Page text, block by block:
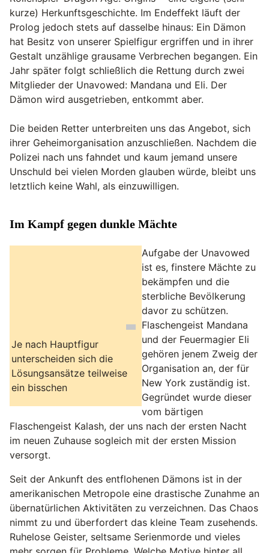
kurze) Herkunftsgeschichte. Im Endeffekt läuft der
Prolog jedoch stets auf dasselbe hinaus: Ein Dämon
hat Besitz von unserer Spielfigur ergriffen und in ihrer
Gestalt unzählige grausame Verbrechen begangen. Ein
Jahr später folgt schließlich die Rettung durch zwei
Mitglieder der Unavowed: Mandana und Eli. Der
Dämon wird ausgetrieben, entkommt aber.
Die beiden Retter unterbreiten uns das Angebot, sich
ihrer Geheimorganisation anzuschließen. Nachdem die
Polizei nach uns fahndet und kaum jemand unsere
Unschuld bei vielen Morden glauben würde, bleibt uns
letztlich keine Wahl, als einzuwilligen.
Im Kampf gegen dunkle Mächte
Je nach Hauptfigur
unterscheiden sich die
Lösungsansätze teilweise
ein bisschen
Aufgabe der Unavowed
ist es, finstere Mächte zu
bekämpfen und die
sterbliche Bevölkerung
davor zu schützen.
Flaschengeist Mandana
und der Feuermagier Eli
gehören jenem Zweig der
Organisation an, der für
New York zuständig ist.
Gegründet wurde dieser
vom bärtigen
Flaschengeist Kalash, der uns nach der ersten Nacht
im neuen Zuhause sogleich mit der ersten Mission
versorgt.
Seit der Ankunft des entflohenen Dämons ist in der
amerikanischen Metropole eine drastische Zunahme an
übernatürlichen Aktivitäten zu verzeichnen. Das Chaos
nimmt zu und überfordert das kleine Team zusehends.
Ruhelose Geister, seltsame Serienmorde und vieles